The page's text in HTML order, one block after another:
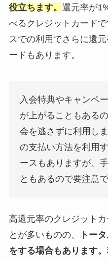
役立ちます。 還元率が
べるクレジットカード
スでの利用でさらに還
ードもあります。
入会特典やキャンペ
が上がることもある
会を逃さずに利用し
の支払い方法を利用
ースもありますが、
ともあるので要注意で
高還元率のクレジット
とが多いものの、
トー
をする場合もあります。